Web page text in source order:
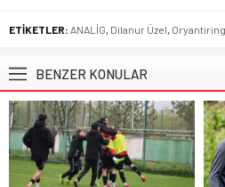
ETİKETLER: ANALİG, Dilanur Üzel, Oryantiring
BENZER KONULAR